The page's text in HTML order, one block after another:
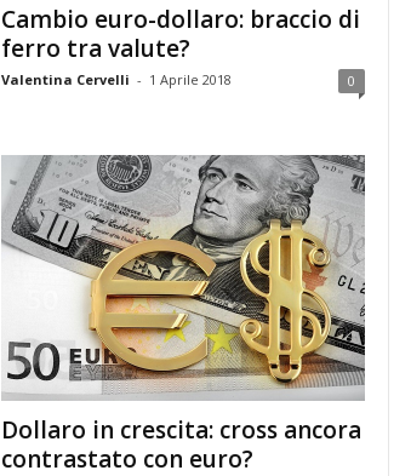
Cambio euro-dollaro: braccio di
ferro tra valute?
Valentina Cervelli - 1 Aprile 2018 0
Dollaro in crescita: cross ancora
contrastato con euro?